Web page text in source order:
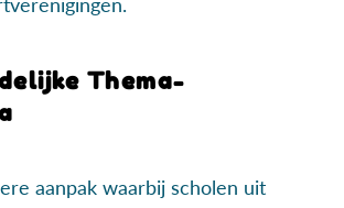
Thema-
aanpak waarbij scholen uit